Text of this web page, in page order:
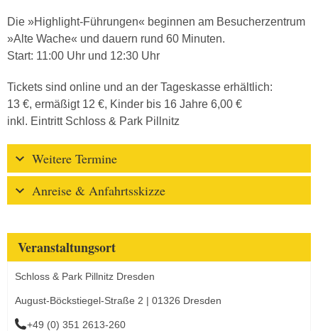
Die »Highlight-Führungen« beginnen am Besucherzentrum
»Alte Wache« und dauern rund 60 Minuten.
Start: 11:00 Uhr und 12:30 Uhr
Tickets sind online und an der Tageskasse erhältlich:
13 €, ermäßigt 12 €, Kinder bis 16 Jahre 6,00 €
inkl. Eintritt Schloss & Park Pillnitz
Weitere Termine
Anreise & Anfahrtsskizze
Veranstaltungsort
Schloss & Park Pillnitz Dresden
August-Böckstiegel-Straße 2 | 01326 Dresden
+49 (0) 351 2613-260